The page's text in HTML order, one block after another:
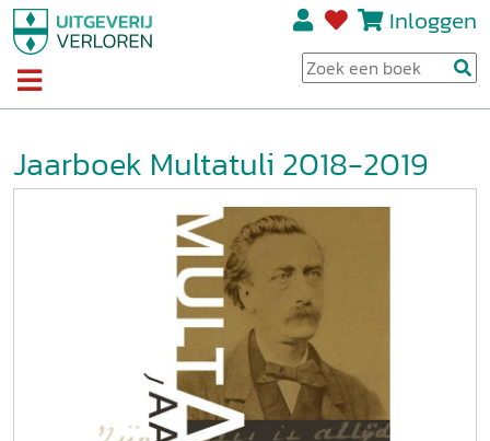
Inloggen
Jaarboek Multatuli 2018-2019